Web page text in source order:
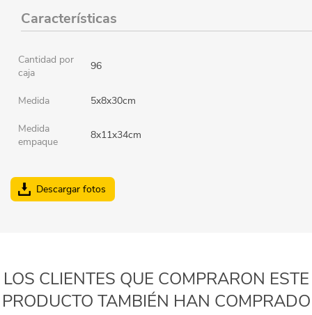
Características
Cantidad por
caja
96
Medida 5x8x30cm
Medida
empaque
8x11x34cm
Descargar fotos
LOS CLIENTES QUE COMPRARON ESTE
PRODUCTO TAMBIÉN HAN COMPRADO